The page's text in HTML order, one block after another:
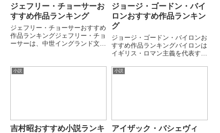
ジェフリー・チョーサーお
すすめ作品ランキング
ジェフリー・チョーサーおすすめ
作品ランキングジェフリー・チョ
ーサーは、中世イングランド文学
『カンタベリー物語』により、中
英語文学を確立した重要人物で
ジョージ・ゴードン・バイ
ロンおすすめ作品ランキン
グ
ジョージ・ゴードン・バイロンお
すすめ作品ランキングバイロンは
イギリス・ロマン主義を代表する
ー」と呼ばれる孤高の人物像を文
小説
吉村昭おすすめ小説ランキ
小説
アイザック・バシェヴィ